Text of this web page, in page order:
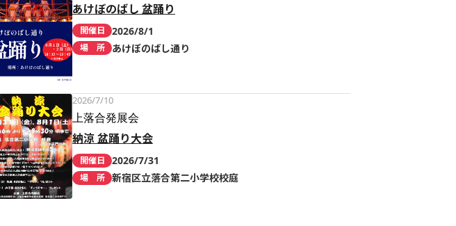
あけぼのばし 盆踊り
開催日 2026/8/1
場 所 あけぼのばし通り
2026/7/10
上落合発展会
納涼 盆踊り大会
開催日 2026/7/31
場 所 新宿区立落合第二小学校校庭